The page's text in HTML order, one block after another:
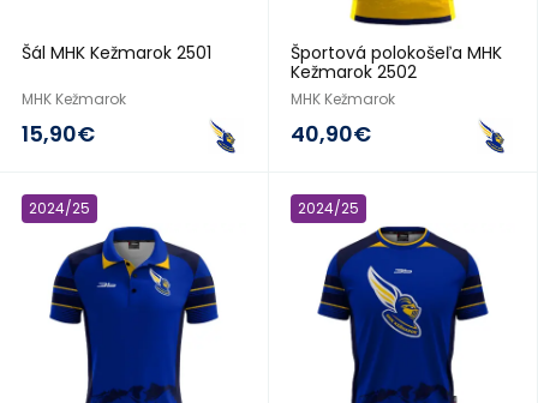
Šál MHK Kežmarok 2501
MHK Kežmarok
15,90€
Športová polokošeľa MHK
Kežmarok 2502
MHK Kežmarok
40,90€
2024/25 2024/25